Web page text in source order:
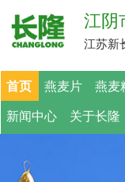
江阴
江苏新
首页 燕麦片 燕麦
新闻中心
关于长隆